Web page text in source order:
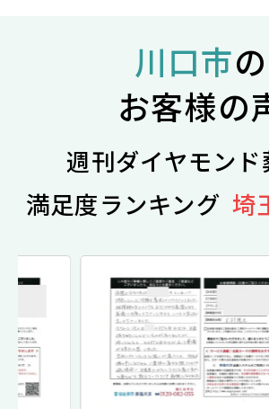
川口市の
お客様の
週刊ダイヤモンド
満足度ランキング 埼